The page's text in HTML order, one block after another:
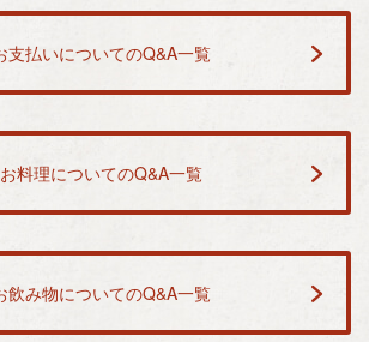
支払いについてのQ&A一覧
お料理についてのQ&A一覧
飲み物についてのQ&A一覧